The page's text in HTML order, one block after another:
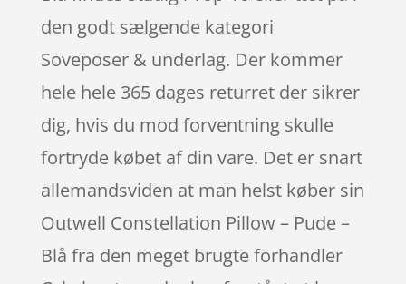
den godt sælgende kategori
Soveposer & underlag. Der kommer
hele hele 365 dages returret der sikrer
dig, hvis du mod forventning skulle
fortryde købet af din vare. Det er snart
allemandsviden at man helst køber sin
Outwell Constellation Pillow – Pude –
Blå fra den meget brugte forhandler